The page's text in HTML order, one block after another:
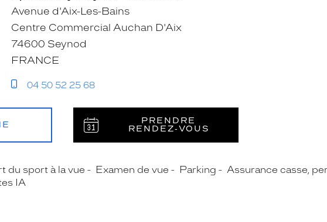
Avenue d'Aix-Les-Bains
Centre Commercial Auchan D'Aix
74600 Seynod
FRANCE
04 50 52 25 68
PRENDRE
RENDEZ‑VOUS
du sport à la vue Examen de vue Parking Assurance casse,
IA